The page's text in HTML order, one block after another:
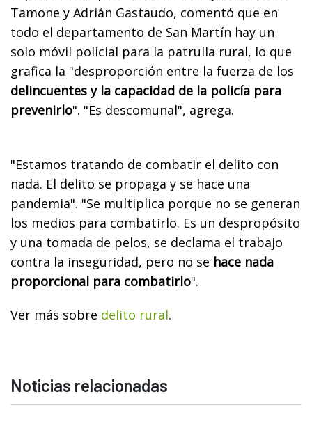
Tamone y Adrián Gastaudo, comentó que en
todo el departamento de San Martín hay un
solo móvil policial para la patrulla rural, lo que
grafica la "desproporción entre la fuerza de los
delincuentes y la capacidad de la policía para
prevenirlo". "Es descomunal", agrega.
"Estamos tratando de combatir el delito con
nada. El delito se propaga y se hace una
pandemia". "Se multiplica porque no se generan
los medios para combatirlo. Es un despropósito
y una tomada de pelos, se declama el trabajo
contra la inseguridad, pero no se hace nada
proporcional para combatirlo".
Ver más sobre delito rural.
Noticias relacionadas